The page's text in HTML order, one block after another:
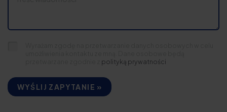
polityką prywatności
WYŚLIJ ZAPYTANIE »